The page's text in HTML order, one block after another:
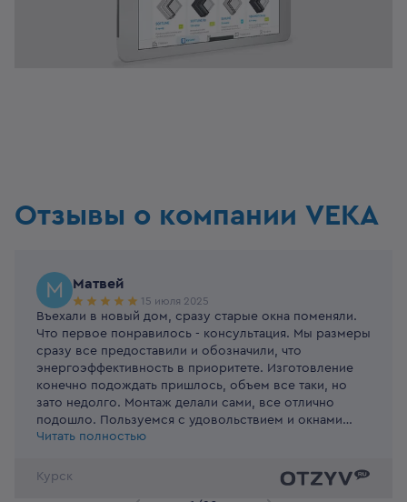
Отзывы о компании VEKA
М Матвей
15 июля 2025
Въехали в новый дом, сразу старые окна поменяли.
Что первое понравилось - консультация. Мы размеры
сразу все предоставили и обозначили, что
энергоэффективность в приоритете. Изготовление
конечно подождать пришлось, объем все таки, но
зато недолго. Монтаж делали сами, все отлично
подошло. Пользуемся с удовольствием и окнами
довольны)
Читать полностью
Курск